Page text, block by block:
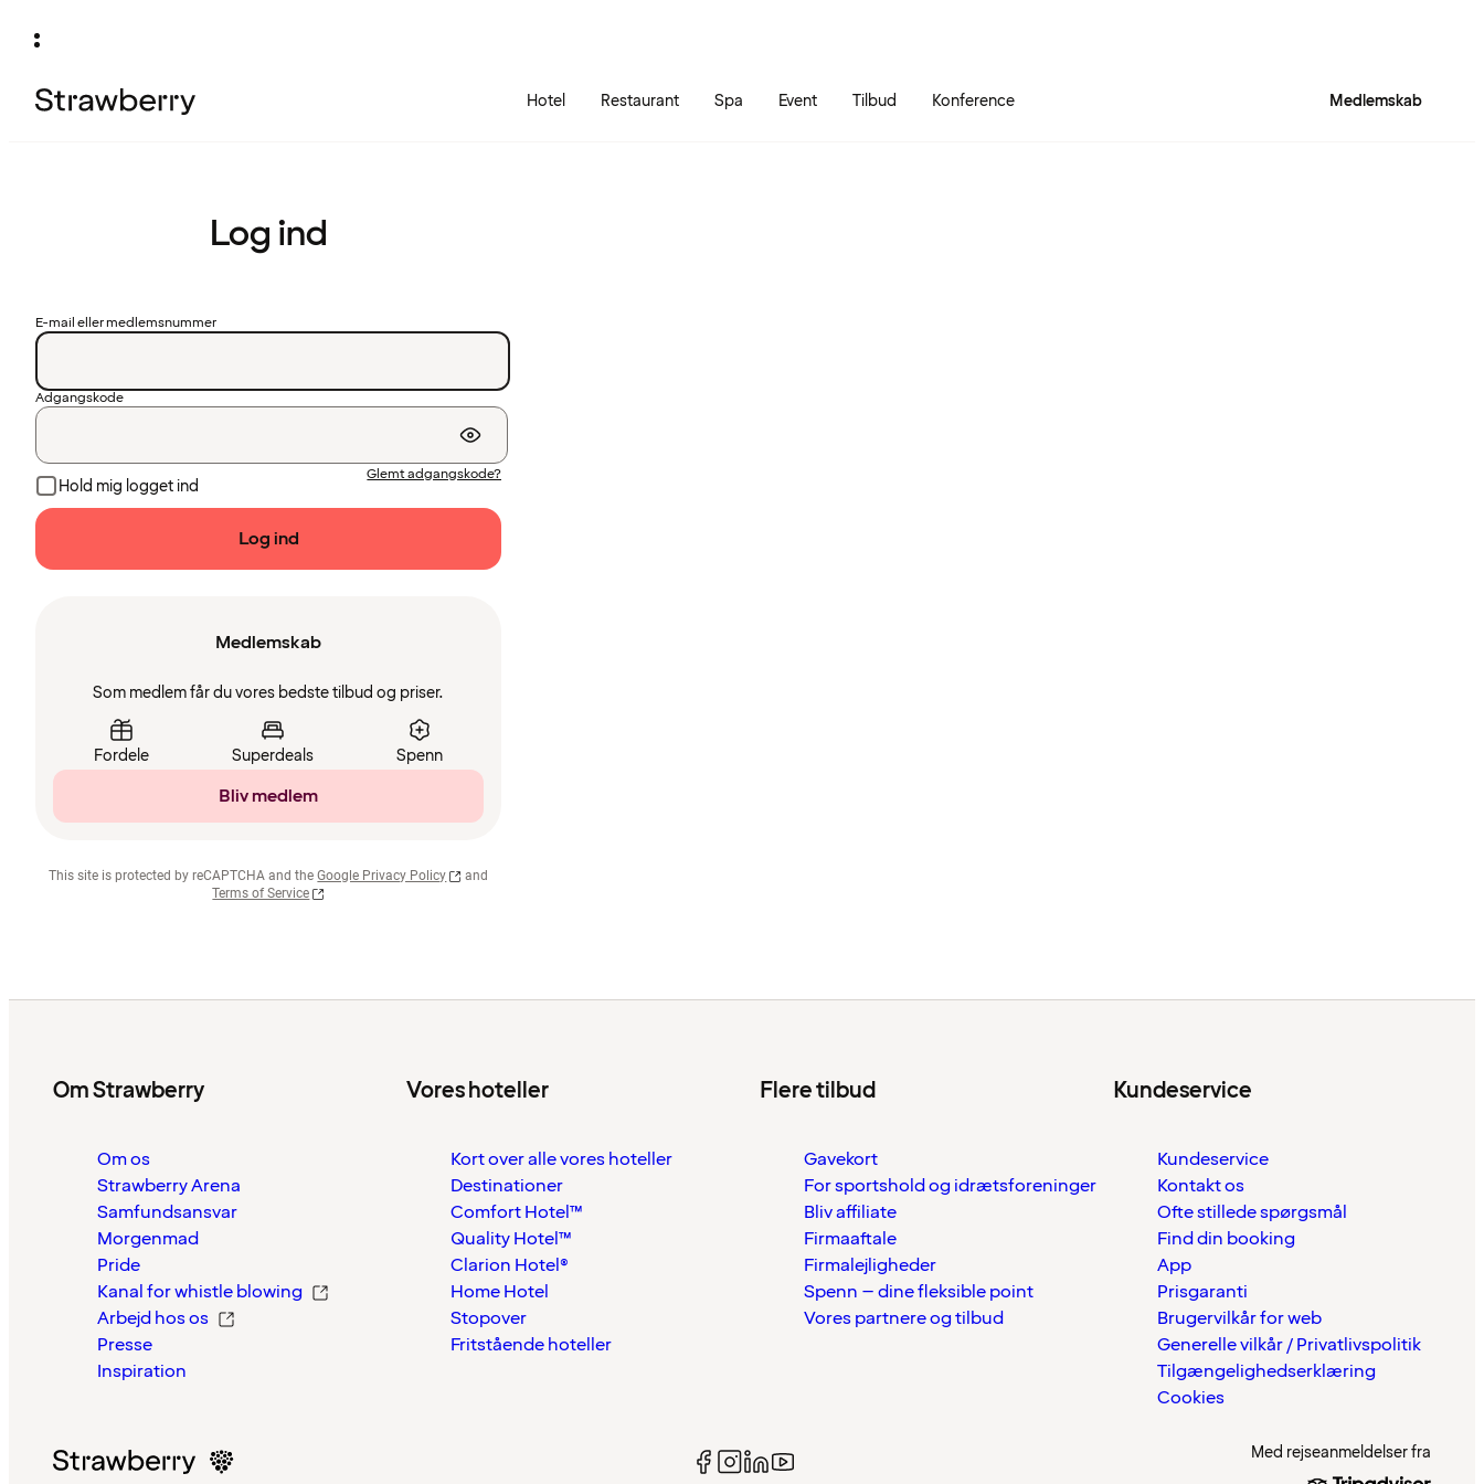
Hotel Restaurant Spa Event Tilbud Konference Medlemskab
Log ind
E-mail eller medlemsnummer
Adgangskode
Hold mig logget ind
Glemt adgangskode?
Log ind
Medlemskab
Som medlem får du vores bedste tilbud og priser.
Fordele Superdeals Spenn
Bliv medlem
This site is protected by reCAPTCHA and the Google Privacy Policy
and
Terms of Service
Om Strawberry
Om os
Strawberry Arena
Samfundsansvar
Morgenmad
Pride
Kanal for whistle blowing
Arbejd hos os
Presse
Inspiration
Vores hoteller
Kort over alle vores hoteller
Destinationer
Comfort Hotel™
Quality Hotel™
Clarion Hotel®
Home Hotel
Stopover
Fritstående hoteller
Flere tilbud
Gavekort
For sportshold og idrætsforeninger
Bliv affiliate
Firmaaftale
Firmalejligheder
Spenn – dine fleksible point
Vores partnere og tilbud
Kundeservice
Kundeservice
Kontakt os
Ofte stillede spørgsmål
Find din booking
App
Prisgaranti
Brugervilkår for web
Generelle vilkår / Privatlivspolitik
Tilgængelighedserklæring
Cookies
Med rejseanmeldelser fra